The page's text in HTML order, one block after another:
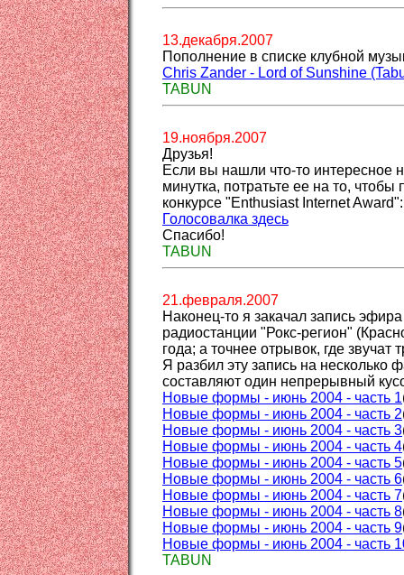
13.декабря.2007
Пополнение в списке клубной
Chris Zander - Lord of Sunshine
TABUN
19.ноября.2007
Друзья!
Если вы нашли что-то интересное
минутка, потратьте ее на то, чтобы
конкурсе "Enthusiast Internet Award":
Голосовалка здесь
Спасибо!
TABUN
21.февраля.2007
Наконец-то я закачал запись
радиостанции "Рокс-регион"
года; а точнее отрывок, где звучат
Я разбил эту запись на несколько
составляют один непрерывный
Новые формы - июнь 2004 - часть 1
Новые формы - июнь 2004 - часть 2
Новые формы - июнь 2004 - часть 3
Новые формы - июнь 2004 - часть 4
Новые формы - июнь 2004 - часть 5
Новые формы - июнь 2004 - часть 6
Новые формы - июнь 2004 - часть 7
Новые формы - июнь 2004 - часть 8
Новые формы - июнь 2004 - часть 9
Новые формы - июнь 2004 - часть
TABUN